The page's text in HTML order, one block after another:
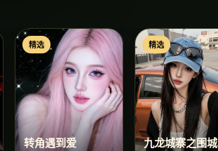
精选
转角遇到爱
精选
九龙城寨之围城